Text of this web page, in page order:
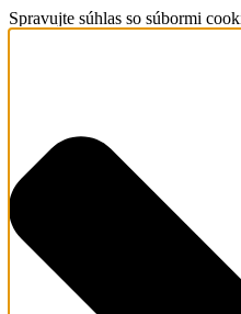
Spravujte súhlas so súbormi